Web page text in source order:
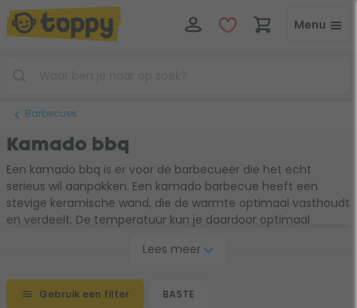
Menu
Barbecues
Kamado bbq
Een kamado bbq is er voor de barbecueër die het echt
serieus wil aanpakken. Een kamado barbecue heeft een
stevige keramische wand, die de warmte optimaal vasthoudt
en verdeelt. De temperatuur kun je daardoor optimaal
gebruikt de kamado met houtskool. Uiteraard dé keuze voor
Lees meer
Gebruik een filter BASTE